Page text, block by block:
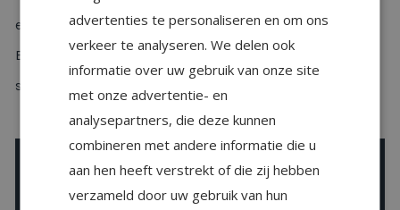
er nodig is en dat merk je in elk contactmoment.
Eén partij, één aanspreekpunt, geen losse eindjes. Dat is
samenwerken met Office Design Projectinrichters.
Meer over ons
advertenties te personaliseren en om ons
verkeer te analyseren. We delen ook
informatie over uw gebruik van onze site
met onze advertentie- en
analysepartners, die deze kunnen
combineren met andere informatie die u
aan hen heeft verstrekt of die zij hebben
verzameld door uw gebruik van hun